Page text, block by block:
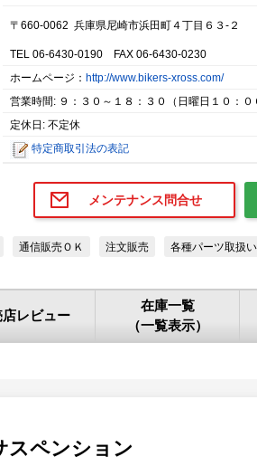
〒660-0062 兵庫県尼崎市浜田町４丁目６３-２
TEL 06-6430-0190 FAX 06-6430-0230
ホームページ： http://www.bikers-xross.com/
営業時間: ９：３０～１８：３０（日曜日１０：０
定休日: 不定休
特定商取引法の表記
メンテナンス問合せ
通信販売ＯＫ 注文販売 各種パーツ取扱い
店レビュー
在庫一覧
（一覧表示）
スペンション